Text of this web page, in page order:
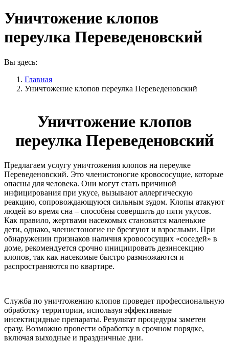
Уничтожение клопов
переулка Переведеновский
Вы здесь:
Главная
Уничтожение клопов переулка Переведеновский
Уничтожение клопов
переулка Переведеновский
Предлагаем услугу уничтожения клопов на переулке
Переведеновский. Это членистоногие кровососущие, которые
опасны для человека. Они могут стать причиной
инфицирования при укусе, вызывают аллергическую
реакцию, сопровождающуюся сильным зудом. Клопы атакуют
людей во время сна – способны совершить до пяти укусов.
Как правило, жертвами насекомых становятся маленькие
дети, однако, членистоногие не брезгуют и взрослыми. При
обнаружении признаков наличия кровососущих «соседей» в
доме, рекомендуется срочно инициировать дезинсекцию
клопов, так как насекомые быстро размножаются и
распространяются по квартире.
Служба по уничтожению клопов проведет профессиональную
обработку территории, используя эффективные
инсектицидные препараты. Результат процедуры заметен
сразу. Возможно провести обработку в срочном порядке,
включая выходные и праздничные дни.